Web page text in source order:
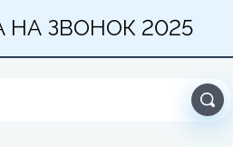
НА ЗВОНОК 2025